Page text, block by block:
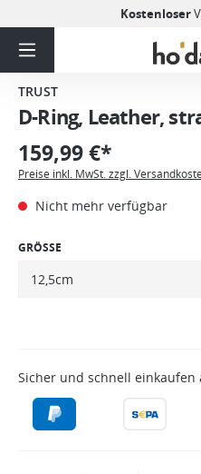
Kostenloser
TRUST
D-Ring, Leather,
159,99 €*
Preise inkl. MwSt. zzgl.
Nicht mehr verfügbar
GRÖSSE
Sicher und schnell einkaufen